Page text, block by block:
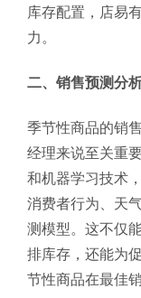
库存配置，店易
力。
二、销售预测分
季节性商品的销
经理来说至关重
和机器学习技术
消费者行为、天
测模型。这不仅
排库存，还能为
节性商品在最佳